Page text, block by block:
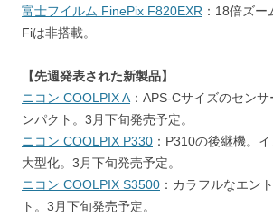
富士フイルム FinePix F820EXR ：18倍ズ
Fiは非搭載。
【先週発表された新製品】
ニコン COOLPIX A ：APS-Cサイズのセン
ンパクト。3月下旬発売予定。
ニコン COOLPIX P330 ：P310の後継機。
大型化。3月下旬発売予定。
ニコン COOLPIX S3500 ：カラフルなエン
ト。3月下旬発売予定。